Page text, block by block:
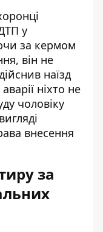
у
за кермом
він не
наїзд
ніхто не
чоловіку
внесення
за